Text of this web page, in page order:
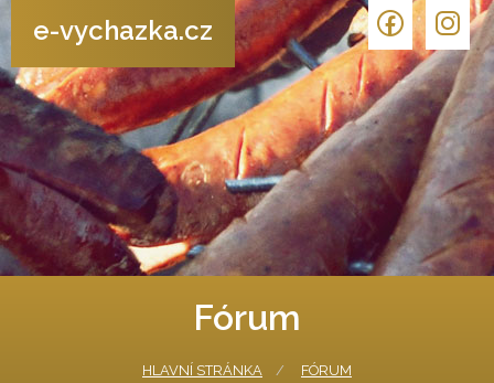
e-vychazka.cz
Fórum
HLAVNÍ STRÁNKA FÓRUM